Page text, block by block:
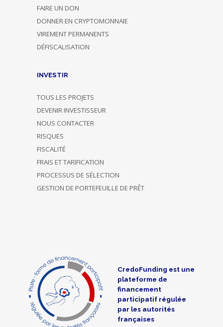
FAIRE UN DON
DONNER EN CRYPTOMONNAIE
VIREMENT PERMANENTS
DÉFISCALISATION
INVESTIR
TOUS LES PROJETS
DEVENIR INVESTISSEUR
NOUS CONTACTER
RISQUES
FISCALITÉ
FRAIS ET TARIFICATION
PROCESSUS DE SÉLECTION
GESTION DE PORTEFEUILLE DE PRÊT
CredoFunding est une
plateforme de
financement
participatif régulée
par les autorités
françaises